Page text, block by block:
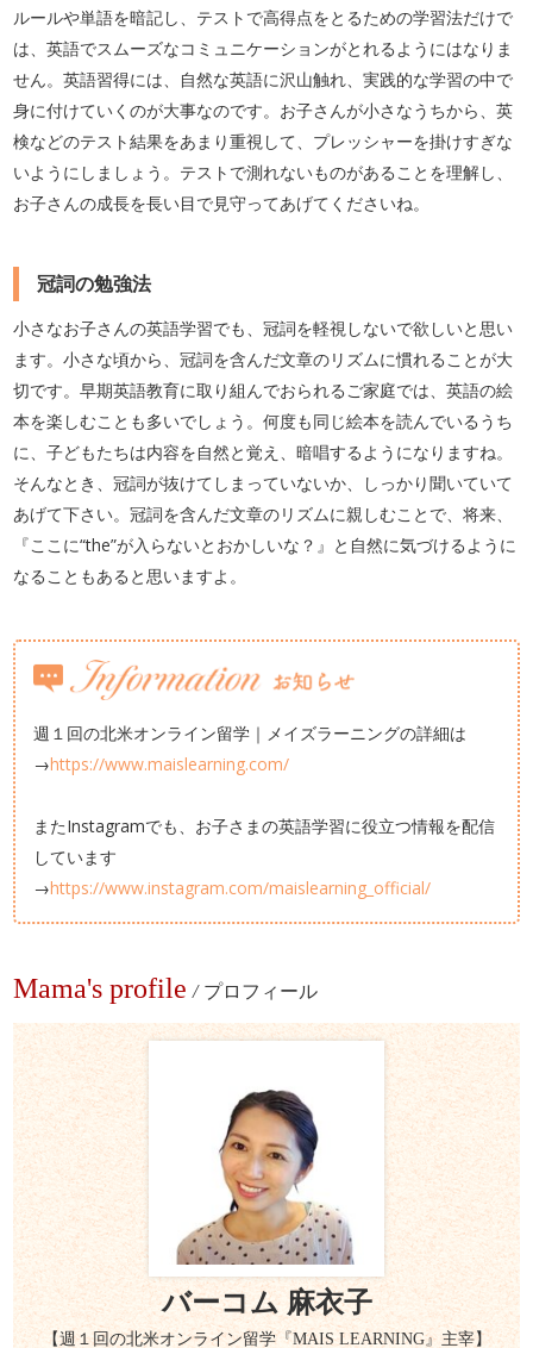
ルールや単語を暗記し、テストで高得点をとるための学習法だけで
は、英語でスムーズなコミュニケーションがとれるようにはなりま
せん。英語習得には、自然な英語に沢山触れ、実践的な学習の中で
身に付けていくのが大事なのです。お子さんが小さなうちから、英
検などのテスト結果をあまり重視して、プレッシャーを掛けすぎな
いようにしましょう。テストで測れないものがあることを理解し、
お子さんの成長を長い目で見守ってあげてくださいね。
冠詞の勉強法
小さなお子さんの英語学習でも、冠詞を軽視しないで欲しいと思い
ます。小さな頃から、冠詞を含んだ文章のリズムに慣れることが大
切です。早期英語教育に取り組んでおられるご家庭では、英語の絵
本を楽しむことも多いでしょう。何度も同じ絵本を読んでいるうち
に、子どもたちは内容を自然と覚え、暗唱するようになりますね。
そんなとき、冠詞が抜けてしまっていないか、しっかり聞いていて
あげて下さい。冠詞を含んだ文章のリズムに親しむことで、将来、
『ここに“the”が入らないとおかしいな？』と自然に気づけるように
なることもあると思いますよ。
週１回の北米オンライン留学｜メイズラーニングの詳細は
→https://www.maislearning.com/
またInstagramでも、お子さまの英語学習に役立つ情報を配信
しています
→https://www.instagram.com/maislearning_official/
Mama's profile / プロフィール
バーコム 麻衣子
【週１回の北米オンライン留学『MAIS LEARNING』主宰】